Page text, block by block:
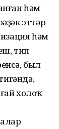
һәм
эттәр
һәм
тип
был
холоҡ